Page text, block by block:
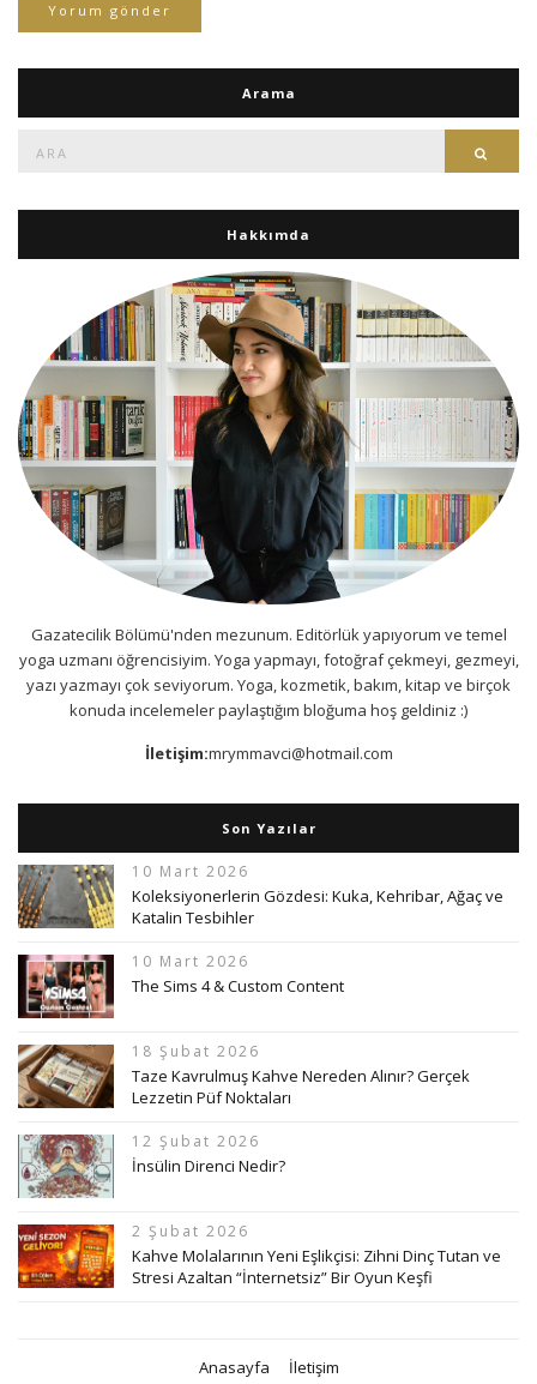
Arama
Hakkımda
Gazatecilik Bölümü'nden mezunum. Editörlük yapıyorum ve temel
yoga uzmanı öğrencisiyim. Yoga yapmayı, fotoğraf çekmeyi, gezmeyi,
yazı yazmayı çok seviyorum. Yoga, kozmetik, bakım, kitap ve birçok
konuda incelemeler paylaştığım bloğuma hoş geldiniz :)
İletişim:mrymmavci@hotmail.com
Son Yazılar
10 Mart 2026
Koleksiyonerlerin Gözdesi: Kuka, Kehribar, Ağaç ve
Katalin Tesbihler
10 Mart 2026
The Sims 4 & Custom Content
18 Şubat 2026
Taze Kavrulmuş Kahve Nereden Alınır? Gerçek
Lezzetin Püf Noktaları
12 Şubat 2026
İnsülin Direnci Nedir?
2 Şubat 2026
Kahve Molalarının Yeni Eşlikçisi: Zihni Dinç Tutan ve
Stresi Azaltan “İnternetsiz” Bir Oyun Keşfi
Anasayfa İletişim